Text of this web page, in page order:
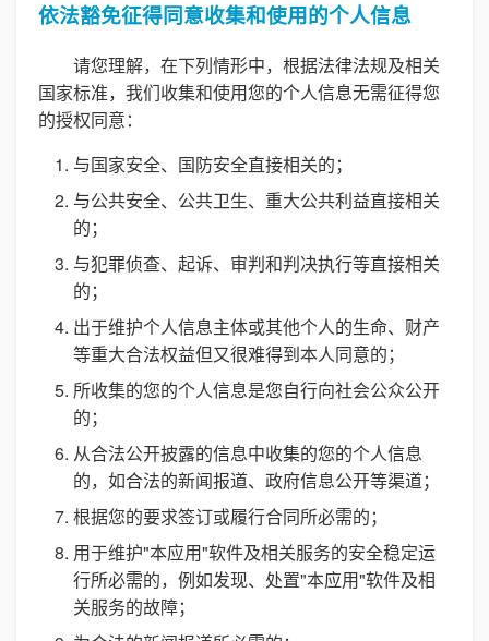
依法豁免征得同意收集和使用的个人信息
请您理解，在下列情形中，根据法律法规及相关
国家标准，我们收集和使用您的个人信息无需征得您
的授权同意：
与国家安全、国防安全直接相关的；
与公共安全、公共卫生、重大公共利益直接相关
的；
与犯罪侦查、起诉、审判和判决执行等直接相关
的；
出于维护个人信息主体或其他个人的生命、财产
等重大合法权益但又很难得到本人同意的；
所收集的您的个人信息是您自行向社会公众公开
的；
从合法公开披露的信息中收集的您的个人信息
的，如合法的新闻报道、政府信息公开等渠道；
根据您的要求签订或履行合同所必需的；
用于维护"本应用"软件及相关服务的安全稳定运
行所必需的，例如发现、处置"本应用"软件及相
关服务的故障；